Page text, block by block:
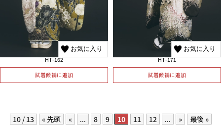
お気に入り
HT-162
試着候補に追加
お気に入り
HT-171
試着候補に追加
10 / 13 « 先頭 « ... 8 9 10 11 12 ... » 最後 »